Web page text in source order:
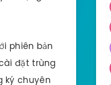
phiên bản
đặt trùng
ký chuyên